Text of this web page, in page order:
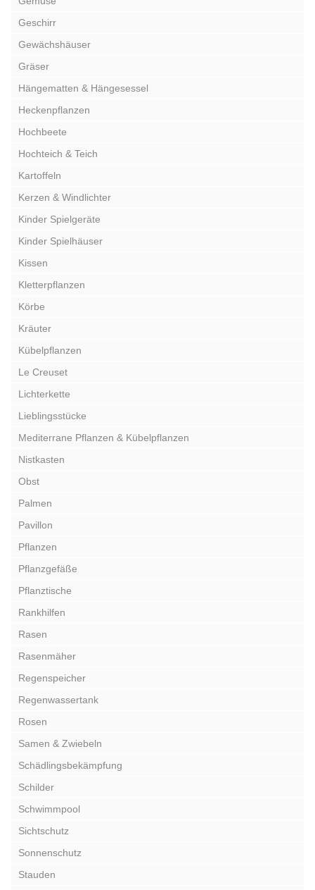
Geschirr
Gewächshäuser
Gräser
Hängematten & Hängesessel
Heckenpflanzen
Hochbeete
Hochteich & Teich
Kartoffeln
Kerzen & Windlichter
Kinder Spielgeräte
Kinder Spielhäuser
Kissen
Kletterpflanzen
Körbe
Kräuter
Kübelpflanzen
Le Creuset
Lichterkette
Lieblingsstücke
Mediterrane Pflanzen & Kübelpflanzen
Nistkasten
Obst
Palmen
Pavillon
Pflanzen
Pflanzgefäße
Pflanztische
Rankhilfen
Rasen
Rasenmäher
Regenspeicher
Regenwassertank
Rosen
Samen & Zwiebeln
Schädlingsbekämpfung
Schilder
Schwimmpool
Sichtschutz
Sonnenschutz
Stauden